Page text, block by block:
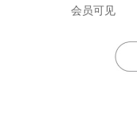
会员可见